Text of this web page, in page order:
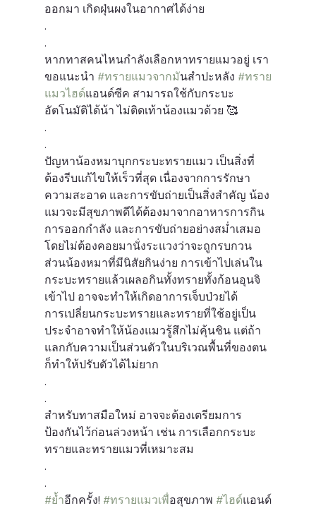
ออกมา เกิดฝุ่นผงในอากาศได้ง่าย
.
.
หากทาสคนไหนกำลังเลือกหาทรายแมวอยู่ เรา
ขอแนะนำ #ทรายแมวจากมันสำปะหลัง #ทราย
แมวไฮด์แอนด์ซีค สามารถใช้กับกระบะ
อัตโนมัติได้น้า ไม่ติดเท้าน้องแมวด้วย 🥰
.
.
ปัญหาน้องหมาบุกกระบะทรายแมว เป็นสิ่งที่
ต้องรีบแก้ไขให้เร็วที่สุด เนื่องจากการรักษา
ความสะอาด และการขับถ่ายเป็นสิ่งสำคัญ น้อง
แมวจะมีสุขภาพดีได้ต้องมาจากอาหารการกิน
การออกกำลัง และการขับถ่ายอย่างสม่ำเสมอ
โดยไม่ต้องคอยมานั่งระแวงว่าจะถูกรบกวน
ส่วนน้องหมาที่มีนิสัยกินง่าย การเข้าไปเล่นใน
กระบะทรายแล้วเผลอกินทั้งทรายทั้งก้อนอุนจิ
เข้าไป อาจจะทำให้เกิดอาการเจ็บป่วยได้
การเปลี่ยนกระบะทรายและทรายที่ใช้อยู่เป็น
ประจำอาจทำให้น้องแมวรู้สึกไม่คุ้นชิน แต่ถ้า
แลกกับความเป็นส่วนตัวในบริเวณพื้นที่ของตน
ก็ทำให้ปรับตัวได้ไม่ยาก
.
.
สำหรับทาสมือใหม่ อาจจะต้องเตรียมการ
ป้องกันไว้ก่อนล่วงหน้า เช่น การเลือกกระบะ
ทรายและทรายแมวที่เหมาะสม
.
.
#ย้ำอีกครั้ง! #ทรายแมวเพื่อสุขภาพ #ไฮด์แอนด์